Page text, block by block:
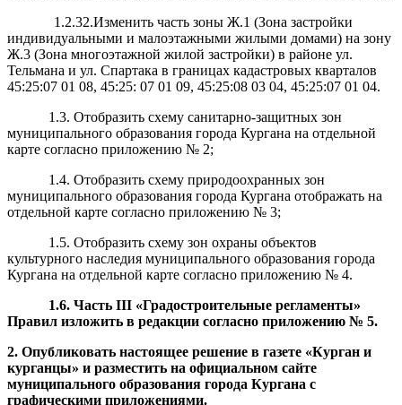
1.2.32.Изменить часть зоны Ж.1 (Зона застройки
индивидуальными и малоэтажными жилыми домами) на зону
Ж.3 (Зона многоэтажной жилой застройки) в районе ул.
Тельмана и ул. Спартака в границах кадастровых кварталов
45:25:07 01 08, 45:25: 07 01 09, 45:25:08 03 04, 45:25:07 01 04.
1.3. Отобразить схему санитарно-защитных зон
муниципального образования города Кургана на отдельной
карте согласно приложению № 2;
1.4. Отобразить схему природоохранных зон
муниципального образования города Кургана отображать на
отдельной карте согласно приложению № 3;
1.5. Отобразить схему зон охраны объектов
культурного наследия муниципального образования города
Кургана на отдельной карте согласно приложению № 4.
1.6. ЧастьIII «Градостроительные регламенты»
Правил изложить в редакции согласно приложению № 5.
2. Опубликовать настоящее решение в газете «Курган и
курганцы» и разместить на официальном сайте
муниципального образования города Кургана с
графическими приложениями.